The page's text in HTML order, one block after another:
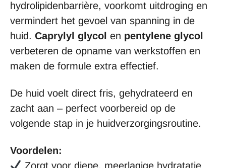
hydrolipidenbarrière, voorkomt uitdroging en
vermindert het gevoel van spanning in de
huid. Caprylyl glycol en pentylene glycol
verbeteren de opname van werkstoffen en
maken de formule extra effectief.
De huid voelt direct fris, gehydrateerd en
zacht aan – perfect voorbereid op de
volgende stap in je huidverzorgingsroutine.
Voordelen:
Zorgt voor diepe, meerlagige hydratatie